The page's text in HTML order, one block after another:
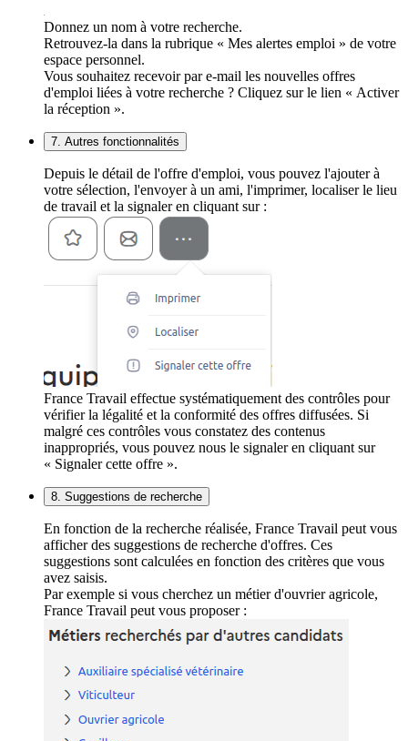
Donnez un nom à votre recherche.
Retrouvez-la dans la rubrique « Mes alertes emploi » de votre
espace personnel.
Vous souhaitez recevoir par e-mail les nouvelles offres
d'emploi liées à votre recherche ? Cliquez sur le lien « Activer
la réception ».
7. Autres fonctionnalités
Depuis le détail de l'offre d'emploi, vous pouvez l'ajouter à
votre sélection, l'envoyer à un ami, l'imprimer, localiser le lieu
de travail et la signaler en cliquant sur :
France Travail effectue systématiquement des contrôles pour
vérifier la légalité et la conformité des offres diffusées. Si
malgré ces contrôles vous constatez des contenus
inappropriés, vous pouvez nous le signaler en cliquant sur
« Signaler cette offre ».
8. Suggestions de recherche
En fonction de la recherche réalisée, France Travail peut vous
afficher des suggestions de recherche d'offres. Ces
suggestions sont calculées en fonction des critères que vous
avez saisis.
Par exemple si vous cherchez un métier d'ouvrier agricole,
France Travail peut vous proposer :